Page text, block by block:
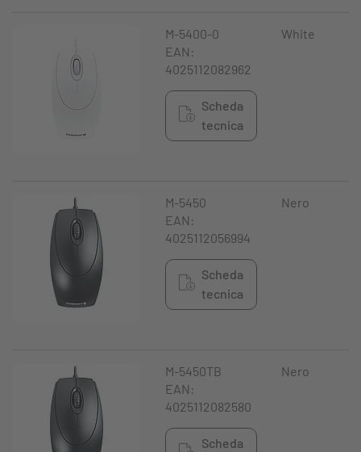
M-5400-0
EAN:
4025112082962
Scheda
tecnica
White
M-5450
EAN:
4025112056994
Scheda
tecnica
Nero
M-5450TB
EAN:
4025112082580
Scheda
Nero